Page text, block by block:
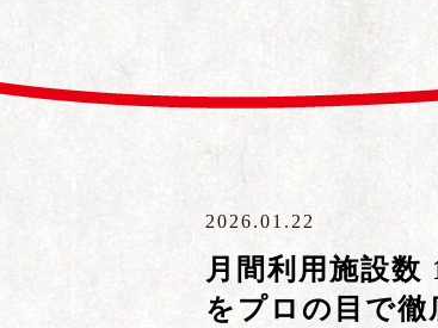
2026.01.22
月間利用施設数
をプロの目で徹